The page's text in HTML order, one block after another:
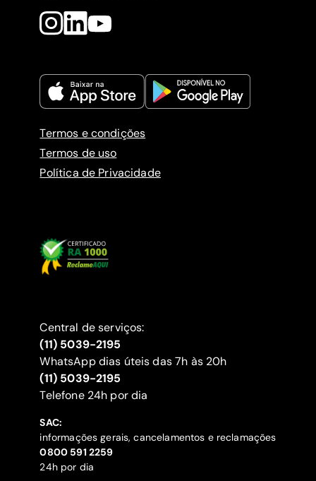
Termos e condições
Termos de uso
Política de Privacidade
Central de serviços:
(11) 5039-2195
WhatsApp dias úteis das 7h às 20h
(11) 5039-2195
‍Telefone 24h por dia
SAC:
informações gerais, cancelamentos e reclamações
‍0800 591 2259
24h por dia